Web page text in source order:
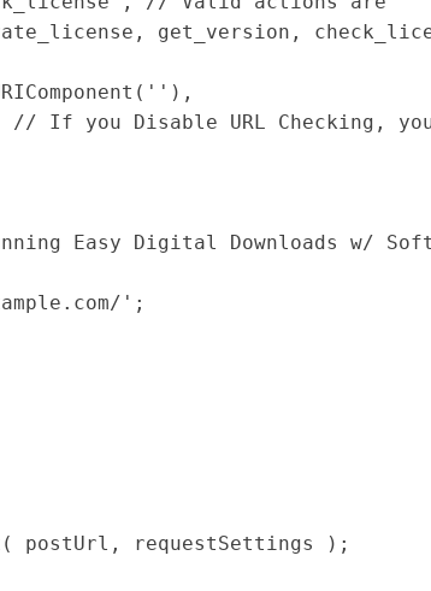
get_version,
Easy Digital Downloads w/
';
postUrl, requestSettings );